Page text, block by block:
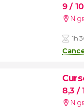
9/ 10
1h
8,3 /